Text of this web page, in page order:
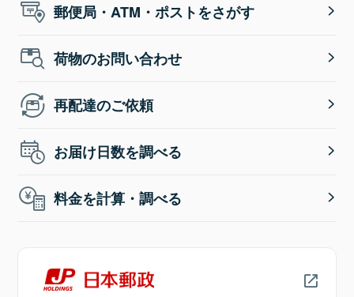
郵便局・ATM・ポストをさがす
荷物のお問い合わせ
再配達のご依頼
お届け日数を調べる
料金を計算・調べる